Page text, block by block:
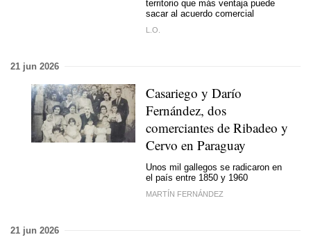
territorio que más ventaja puede
sacar al acuerdo comercial
L.O.
21 jun 2026
Casariego y Darío
Fernández, dos
comerciantes de Ribadeo y
Cervo en Paraguay
Unos mil gallegos se radicaron en
el país entre 1850 y 1960
MARTÍN FERNÁNDEZ
21 jun 2026